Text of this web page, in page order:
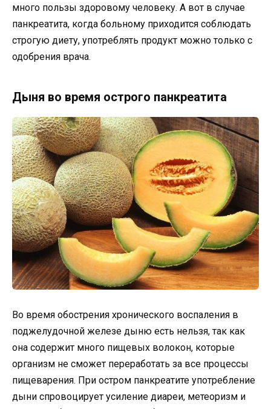
много пользы здоровому человеку. А вот в случае
панкреатита, когда больному приходится соблюдать
строгую диету, употреблять продукт можно только с
одобрения врача.
Дыня во время острого панкреатита
Во время обострения хронического воспаления в
поджелудочной железе дыню есть нельзя, так как
она содержит много пищевых волокон, которые
организм не сможет переработать за все процессы
пищеварения. При остром панкреатите употребление
дыни спровоцирует усиление диареи, метеоризм и